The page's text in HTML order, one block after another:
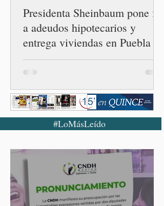
Presidenta Sheinbaum pone fin
a adeudos hipotecarios y
entrega viviendas en Puebla
#LoMásLeído